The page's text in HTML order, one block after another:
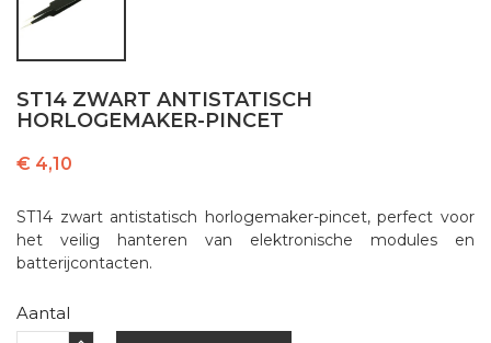
ST14 ZWART ANTISTATISCH
HORLOGEMAKER-PINCET
€ 4,10
ST14 zwart antistatisch horlogemaker-pincet, perfect voor
het veilig hanteren van elektronische modules en
batterijcontacten.
Aantal